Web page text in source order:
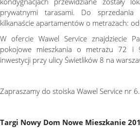
prywatnymi tarasami. Do sprzedania
kilkanaście apartamentów o metrażach:
W ofercie Wawel Service znajdziecie
pokojowe mieszkania o metrażu 72 i
inwestycji przy ulicy Świetlików 8 na
Zapraszamy do stoiska Wawel Service nr 6.
Targi Nowy Dom Nowe Mieszkanie